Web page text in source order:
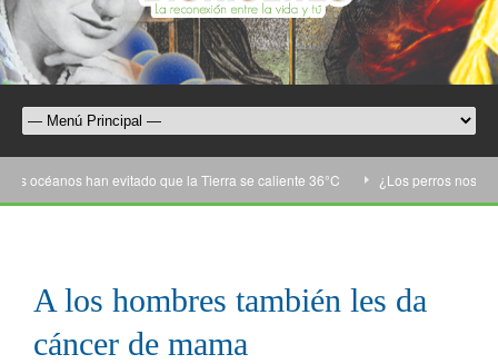
océanos han evitado que la Tierra se caliente 36°C ¿Los perros nos
A los hombres también les da
cáncer de mama